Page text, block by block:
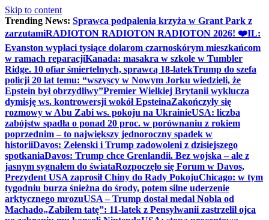
Skip to content
Trending News: Sprawca podpalenia krzyża w Grant Park z
zarzutamiRADIOTON RADIOTON RADIOTON 2026! ❤️IL:
Evanston wypłaci tysiące dolarom czarnoskórym mieszkańcom
w ramach reparacjiKanada: masakra w szkole w Tumbler
Ridge. 10 ofiar śmiertelnych, sprawcą 18-latekTrump do szefa
policji 20 lat temu: “wszyscy w Nowym Jorku wiedzieli, że
Epstein był obrzydliwy”Premier Wielkiej Brytanii wyklucza
dymisję ws. kontrowersji wokół EpsteinaZakończyły się
rozmowy w Abu Zabi ws. pokoju na UkrainieUSA: liczba
zabójstw spadła o ponad 20 proc. w porównaniu z rokiem
poprzednim – to największy jednoroczny spadek w
historiiDavos: Zełenski i Trump zadowoleni z dzisiejszego
spotkaniaDavos: Trump chce Grenlandii. Bez wojska – ale z
jasnym sygnałem do świataRozpoczęło się Forum w Davos,
Prezydent USA zaprosił Chiny do Rady PokojuChicago: w tym
tygodniu burza śnieżna do środy, potem silne uderzenie
arktycznego mrozuUSA – Trump dostał medal Nobla od
Machado„Zabiłem tatę”: 11-latek z Pensylwanii zastrzelił ojca